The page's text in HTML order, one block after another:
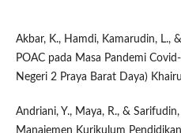
Akbar, K., Hamdi, Kamarudin, L.,
POAC pada Masa Pandemi
Negeri 2 Praya Barat Daya)
Andriani, Y., Maya, R., &